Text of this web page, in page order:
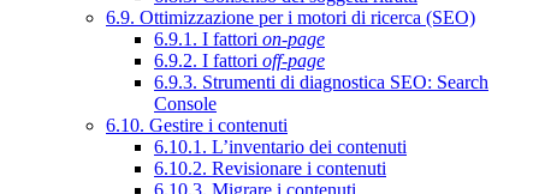
6.9. Ottimizzazione per i motori di ricerca (SEO)
6.9.1. I fattori on-page
6.9.2. I fattori off-page
6.9.3. Strumenti di diagnostica SEO: Search
Console
6.10. Gestire i contenuti
6.10.1. L’inventario dei contenuti
6.10.2. Revisionare i contenuti
6.10.3. Migrare i contenuti